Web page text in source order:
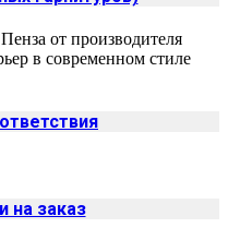
на заказ